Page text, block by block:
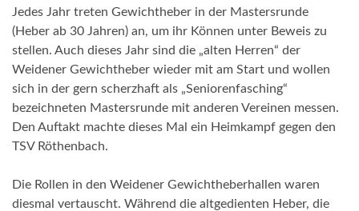
Jedes Jahr treten Gewichtheber in der Mastersrunde
(Heber ab 30 Jahren) an, um ihr Können unter Beweis zu
stellen. Auch dieses Jahr sind die „alten Herren“ der
Weidener Gewichtheber wieder mit am Start und wollen
sich in der gern scherzhaft als „Seniorenfasching“
bezeichneten Mastersrunde mit anderen Vereinen messen.
Den Auftakt machte dieses Mal ein Heimkampf gegen den
TSV Röthenbach.
Die Rollen in den Weidener Gewichtheberhallen waren
diesmal vertauscht. Während die altgedienten Heber, die